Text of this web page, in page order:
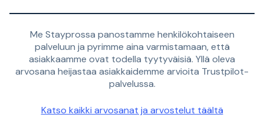
Me Stayprossa panostamme henkilökohtaiseen
palveluun ja pyrimme aina varmistamaan, että
asiakkaamme ovat todella tyytyväisiä. Yllä oleva
arvosana heijastaa asiakkaidemme arvioita Trustpilot-
palvelussa.
Katso kaikki arvosanat ja arvostelut täältä